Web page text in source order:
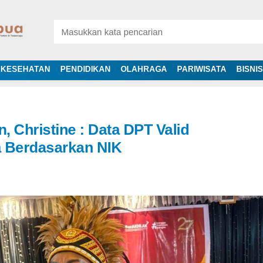
KESEHATAN PENDIDIKAN OLAHRAGA PARIWISATA BISNIS
Christine : Data DPT Valid
NIK